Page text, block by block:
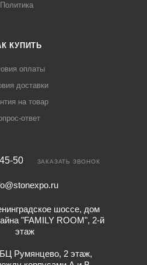
Политика
КУПИТЬ
оплаты
доставки
на товар
ответ
50 ЗАКАЗАТЬ ЗВОНОК
шоссе, дом
"FAMILY ROOM", 2-й
этаж
Румянцево, 2 этаж,